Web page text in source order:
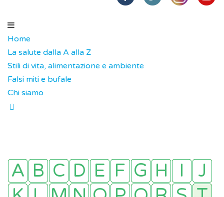
Home
La salute dalla A alla Z
Stili di vita, alimentazione e ambiente
Falsi miti e bufale
Chi siamo